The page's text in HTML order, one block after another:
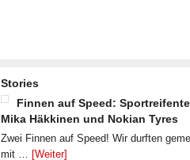
Stories
Finnen auf Speed:
Mika Häkkinen und Nokian Tyres
Zwei Finnen auf Speed! Wir durften
mit … [Weiter]